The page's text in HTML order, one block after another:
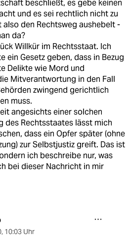
beschließt, es gebe keinen
und es sei rechtlich nicht zu
also den Rechtsweg aushebelt -
da?
Willkür im Rechtsstaat. Ich
ein Gesetz geben, dass in Bezug
Delikte wie Mord und
Mitverantwortung in den Fall
zwingend gerichtlich
muss.
angesichts einer solchen
des Rechtsstaates lässt mich
dass ein Opfer später (ohne
zur Selbstjustiz greift. Das ist
ich beschreibe nur, was
bei dieser Nachricht in mir
, 10:03 Uhr